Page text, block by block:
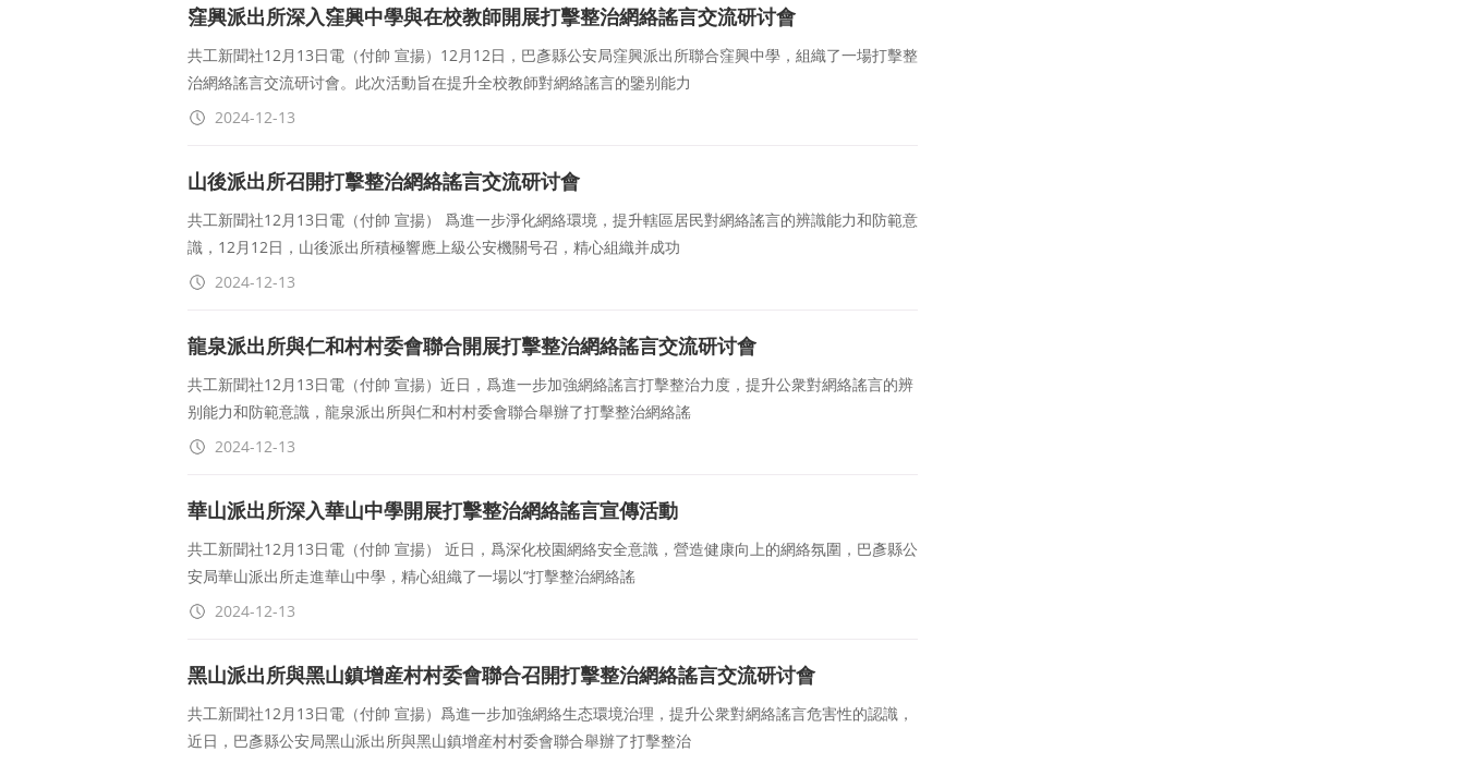
窪興派出所深入窪興中學與在校教師開展打擊整治網絡謠言交流研讨會
共工新聞社12月13日電（付帥 宣揚）12月12日，巴彥縣公安局窪興派出所聯合窪興中學，組織了一場打擊整
治網絡謠言交流研讨會。此次活動旨在提升全校教師對網絡謠言的鑒别能力
2024-12-13
山後派出所召開打擊整治網絡謠言交流研讨會
共工新聞社12月13日電（付帥 宣揚） 爲進一步淨化網絡環境，提升轄區居民對網絡謠言的辨識能力和防範意
識，12月12日，山後派出所積極響應上級公安機關号召，精心組織并成功
2024-12-13
龍泉派出所與仁和村村委會聯合開展打擊整治網絡謠言交流研讨會
共工新聞社12月13日電（付帥 宣揚）近日，爲進一步加強網絡謠言打擊整治力度，提升公衆對網絡謠言的辨
别能力和防範意識，龍泉派出所與仁和村村委會聯合舉辦了打擊整治網絡謠
2024-12-13
華山派出所深入華山中學開展打擊整治網絡謠言宣傳活動
共工新聞社12月13日電（付帥 宣揚） 近日，爲深化校園網絡安全意識，營造健康向上的網絡氛圍，巴彥縣公
安局華山派出所走進華山中學，精心組織了一場以“打擊整治網絡謠
2024-12-13
黑山派出所與黑山鎮增産村村委會聯合召開打擊整治網絡謠言交流研讨會
共工新聞社12月13日電（付帥 宣揚）爲進一步加強網絡生态環境治理，提升公衆對網絡謠言危害性的認識，
近日，巴彥縣公安局黑山派出所與黑山鎮增産村村委會聯合舉辦了打擊整治